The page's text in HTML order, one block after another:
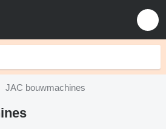
JAC bouwmachines